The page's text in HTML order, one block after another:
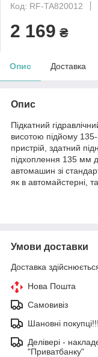
Код: RF-TA820012
2 169 ₴
Опис Доставка
Опис
Підкатний
висотою підйому
пристрій, здатний
підхоплення 135 мм
автомашин зі
як в автомайстерні,
Умови доставки
Доставка
Нова Пошта
Самовивіз
Шановні покупці!!!
Делівері -
"Приватбанку"